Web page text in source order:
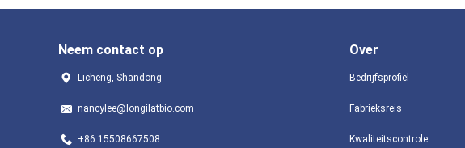
Neem contact op
Licheng, Shandong
nancylee@longilatbio.com
+86 15508667508
Over
Bedrijfsprofiel
Fabrieksreis
Kwaliteitscontrole